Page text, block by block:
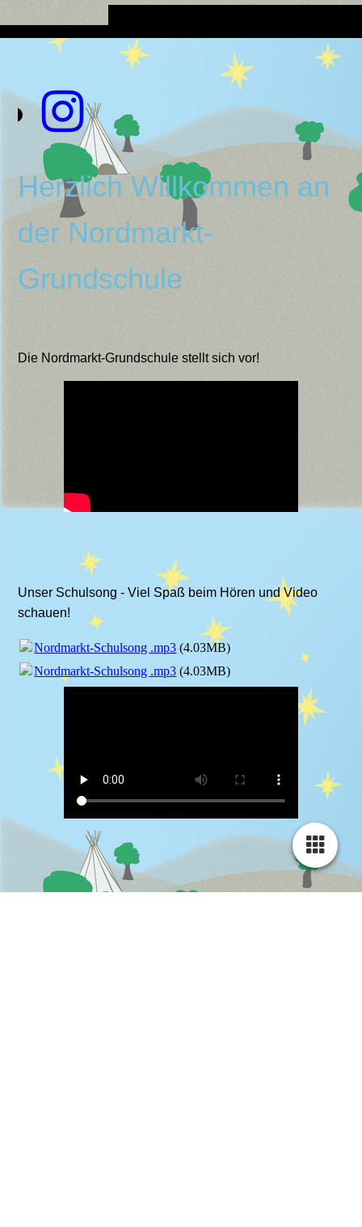
Herzlich Willkommen an
der Nordmarkt-
Grundschule
Die Nordmarkt-Grundschule stellt sich vor!
Unser Schulsong - Viel Spaß beim Hören und Video
schauen!
Nordmarkt-Schulsong .mp3 (4.03MB)
Nordmarkt-Schulsong .mp3 (4.03MB)